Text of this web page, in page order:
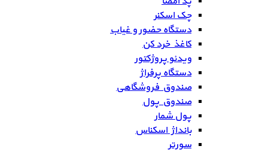
چک اسکنر
دستگاه حضور و غیاب
کاغذ خرد کن
ویدئو پروژکتور
دستگاه پرفراژ
صندوق فروشگاهی
صندوق پول
پول شمار
بانداژ اسکناس
سورتر